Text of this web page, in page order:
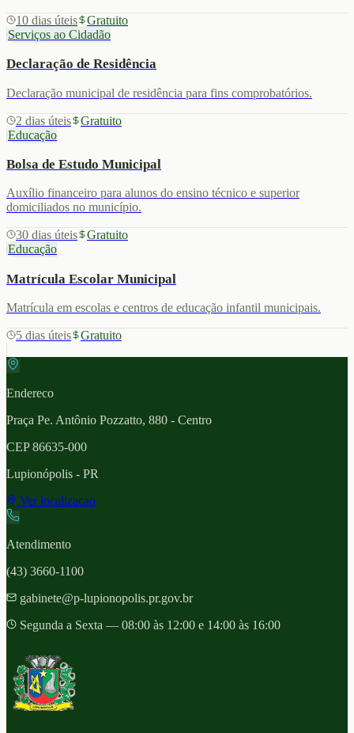
10 dias úteis
Gratuito
Serviços ao Cidadão
Declaração de Residência
Declaração municipal de residência para fins comprobatórios.
2 dias úteis
Gratuito
Educação
Bolsa de Estudo Municipal
Auxílio financeiro para alunos do ensino técnico e superior
domiciliados no município.
30 dias úteis
Gratuito
Educação
Matrícula Escolar Municipal
Matrícula em escolas e centros de educação infantil municipais.
5 dias úteis Gratuito
Endereco
Praça Pe. Antônio Pozzatto, 880 - Centro
CEP86635-000
Lupionópolis - PR
Ver localizacao
Atendimento
(43) 3660-1100
gabinete@p-lupionopolis.pr.gov.br
Segunda a Sexta — 08:00 às 12:00 e 14:00 às 16:00